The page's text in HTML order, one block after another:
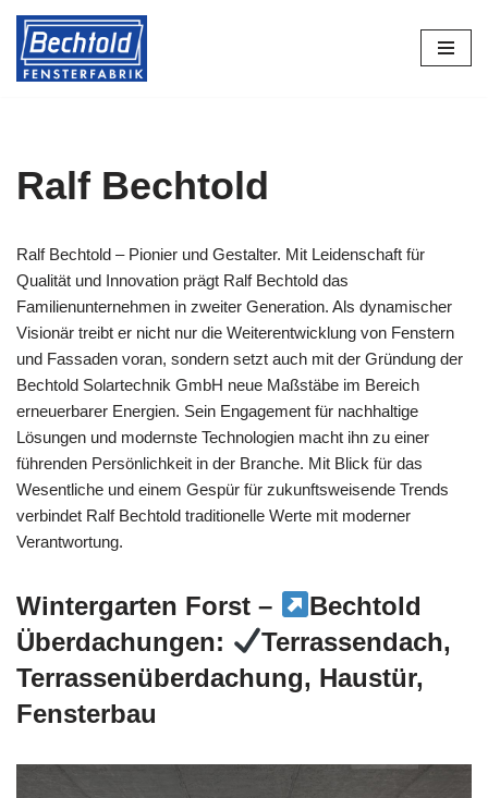
Zum
Inhalt
Ralf Bechtold
Ralf Bechtold – Pionier und Gestalter. Mit Leidenschaft für
Qualität und Innovation prägt Ralf Bechtold das
Familienunternehmen in zweiter Generation. Als dynamischer
Visionär treibt er nicht nur die Weiterentwicklung von Fenstern
und Fassaden voran, sondern setzt auch mit der Gründung der
Bechtold Solartechnik GmbH neue Maßstäbe im Bereich
erneuerbarer Energien. Sein Engagement für nachhaltige
Lösungen und modernste Technologien macht ihn zu einer
führenden Persönlichkeit in der Branche. Mit Blick für das
Wesentliche und einem Gespür für zukunftsweisende Trends
verbindet Ralf Bechtold traditionelle Werte mit moderner
Verantwortung.
Wintergarten Forst –
Bechtold
Überdachungen:
Terrassendach,
Terrassenüberdachung, Haustür,
Fensterbau